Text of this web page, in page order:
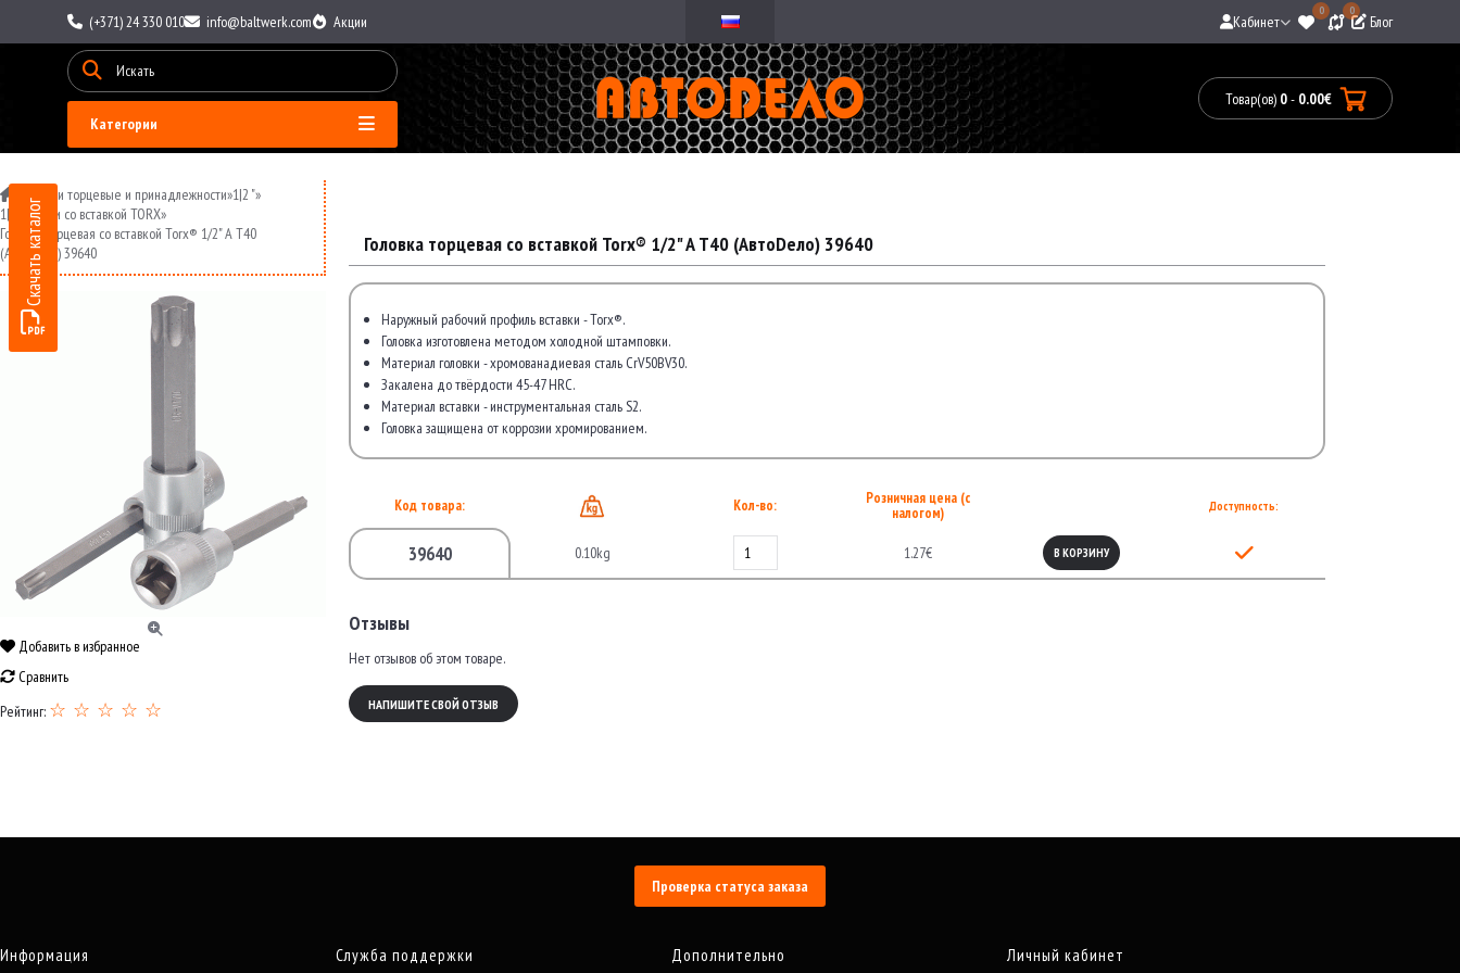
(+371) 24 330 010 info@baltwerk.com Акции Кабинет
0 0
Блог
Категории
Товар(ов) 0- 0.00€
Товары:
Скачать каталог
Головки торцевые и принадлежности»1|2 "»
1|2 головки со вставкой TORX»
Головка торцевая со вставкой Torx® 1/2" A Т40
(АвтоDело) 39640
Добавить в избранное
Сравнить
Рейтинг: ☆ ☆ ☆ ☆ ☆
Головка торцевая со вставкой Torx® 1/2" A Т40 (АвтоDело) 39640
Наружный рабочий профиль вставки - Torx®.
Головка изготовлена методом холодной штамповки.
Материал головки - хромованадиевая сталь CrV50BV30.
Закалена до твёрдости 45-47 HRC.
Материал вставки - инструментальная сталь S2.
Головка защищена от коррозии хромированием.
Код товара: Кол-во:
Розничная цена (с
налогом)
Доступность:
39640 0.10kg 1.27€ В КОРЗИНУ
Отзывы
Нет отзывов об этом товаре.
НАПИШИТЕ СВОЙ ОТЗЫВ
Проверка статуса заказа
Информация Служба поддержки Дополнительно Личный кабинет